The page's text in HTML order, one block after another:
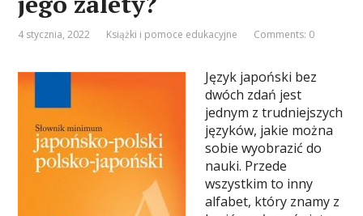
4 stycznia, 2022 Książki i pomoce edukacyjne Comments: 0
Język japoński bez
dwóch zdań jest
jednym z trudniejszych
języków, jakie można
sobie wyobrazić do
nauki. Przede
wszystkim to inny
alfabet, który znamy z